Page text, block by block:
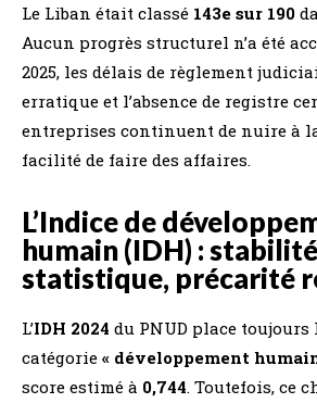
Le Liban était classé 143e sur 190
Aucun progrès structurel n’a été
2025, les délais de règlement
erratique et l’absence de registre
entreprises continuent de nuire à
facilité de faire des affaires.
L’Indice de
humain (IDH) : stabilité
statistique, précarité
L’IDH 2024 du PNUD place
catégorie « développement
score estimé à 0,744. Toutefois, ce